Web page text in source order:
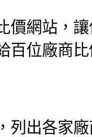
價網站，
百位廠商
列出各家